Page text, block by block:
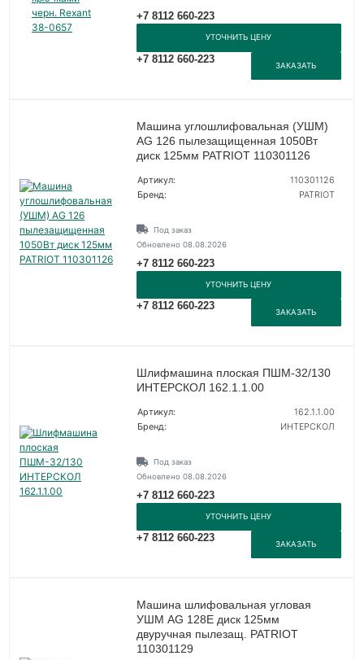
+7 8112 660-223
УТОЧНИТЬ ЦЕНУ
+7 8112 660-223
ЗАКАЗАТЬ
Машина углошлифовальная (УШМ)
AG 126 пылезащищенная 1050Вт
диск 125мм PATRIOT 110301126
Артикул:
110301126
Бренд:
PATRIOT
Под заказ
Обновлено 08.08.2026
+7 8112 660-223
УТОЧНИТЬ ЦЕНУ
+7 8112 660-223
ЗАКАЗАТЬ
Шлифмашина плоская ПШМ-32/130
ИНТЕРСКОЛ 162.1.1.00
Артикул:
162.1.1.00
Бренд:
ИНТЕРСКОЛ
Под заказ
Обновлено 08.08.2026
+7 8112 660-223
УТОЧНИТЬ ЦЕНУ
+7 8112 660-223
ЗАКАЗАТЬ
Машина шлифовальная угловая
УШМ AG 128E диск 125мм
двуручная пылезащ. PATRIOT
110301129